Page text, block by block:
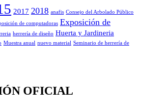
2017 2018 anafis Consejo del Arbolado Público
de computadoras Exposición de
herrería de diseño Huerta y Jardineria
Muestra anual nuevo material Seminario de herrería de
OFICIAL